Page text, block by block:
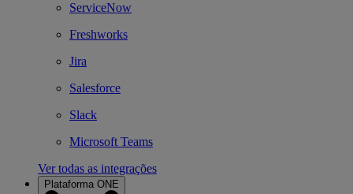
ServiceNow
Freshworks
Jira
Salesforce
Slack
Microsoft Teams
Ver todas as integrações
Plataforma ONE